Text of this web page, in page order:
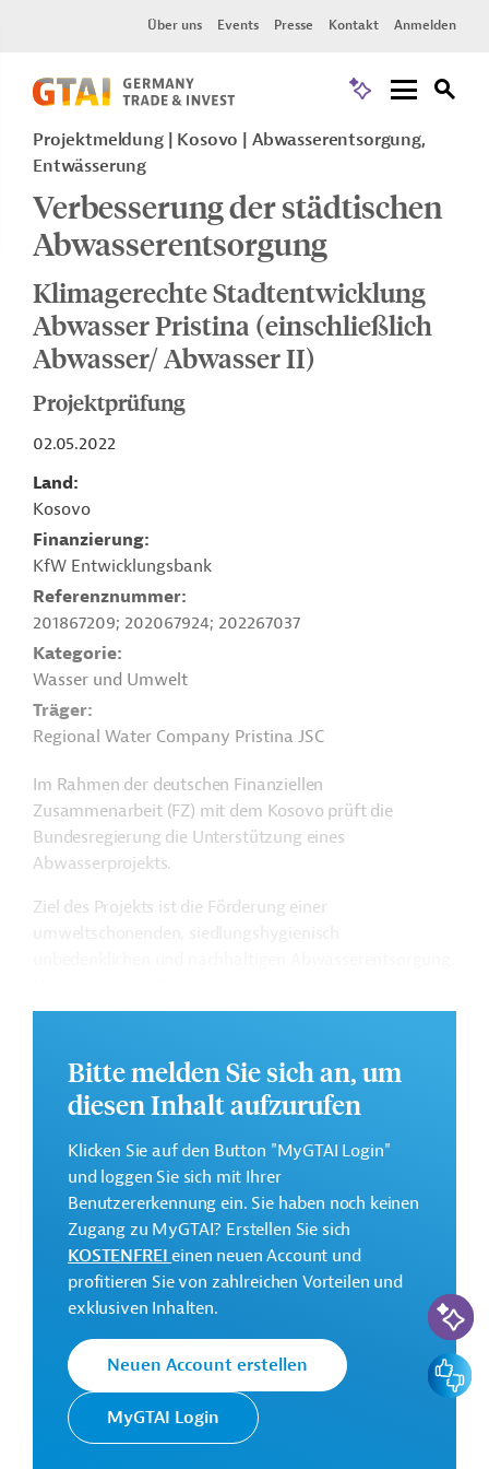
Über uns Events Presse Kontakt Anmelden
Projektmeldung Kosovo
Abwasserentsorgung,
Entwässerung
Verbesserung der städtischen
Abwasserentsorgung
Klimagerechte Stadtentwicklung
Abwasser Pristina (einschließlich
Abwasser/ Abwasser II)
Projektprüfung
02.05.2022
Land
Kosovo
Finanzierung
KfW Entwicklungsbank
Referenznummer
201867209; 202067924; 202267037
Kategorie
Wasser und Umwelt
Träger
Regional Water Company Pristina JSC
Im Rahmen der deutschen Finanziellen
Zusammenarbeit (FZ) mit dem Kosovo prüft die
Bundesregierung die Unterstützung eines
Abwasserprojekts.
Ziel des Projekts ist die Förderung einer
umweltschonenden, siedlungshygienisch
Stadtentwicklung, Anpassung an den Klimawandel
Ressourcenschutzstrategie und die Annäherung an die
EU-Umweltstandards.
Bau von Kanalnetzen zur Abwasser- und
Regenwasserableitung sowie zugehörige Infrastruktur,
Ausrüstung und Consultingleistungen. Eine zugehörige
Kläranlage wird durch ein liefergebundenes
französisches Darlehen finanziert.
Das Entwicklungsprojekt soll von Oktober 2022 bis
Gesamtkosten:
250 Millionen Euro
Geberbeitrag:
Bitte melden Sie sich an, um
diesen Inhalt aufzurufen
Klicken Sie auf den Button "MyGTAI Login"
und loggen Sie sich mit Ihrer
Benutzererkennung ein. Sie haben noch keinen
Zugang zu MyGTAI? Erstellen Sie sich
KOSTENFREIeinen neuen Account und
profitieren Sie von zahlreichen Vorteilen und
exklusiven Inhalten.
Neuen Account erstellen
MyGTAI Login
KI-